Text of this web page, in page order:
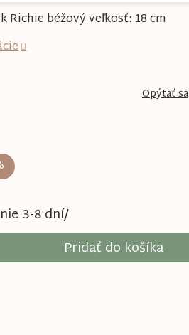
Richie béžový veľkosť: 18 cm
3-8 dní/
Pridať do košíka
Opýtať sa